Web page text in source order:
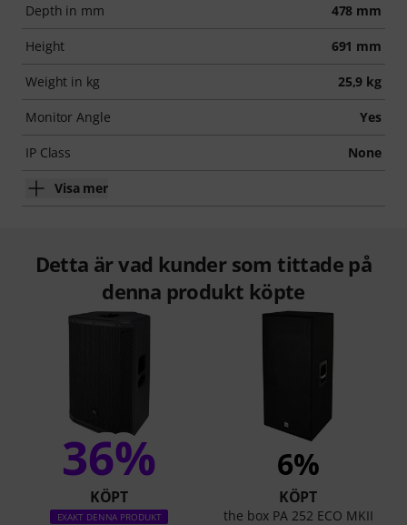
Depth in mm 478 mm
Height 691 mm
Weight in kg 25,9 kg
Monitor Angle Yes
IP Class None
Visa mer
Detta är vad kunder som tittade på
denna produkt köpte
36%
KÖPT
EXAKT DENNA PRODUKT
6%
KÖPT
the box PA 252 ECO MKII